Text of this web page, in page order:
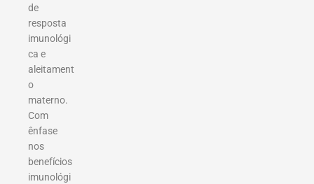
de
resposta
imunológi
ca e
aleitament
o
materno.
Com
ênfase
nos
benefícios
imunológi